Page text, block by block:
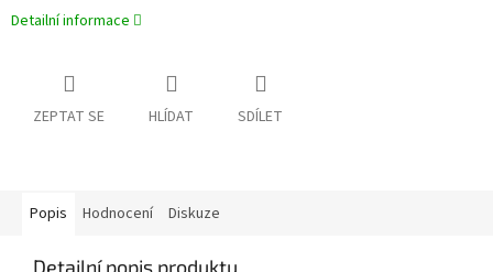
Detailní informace
ZEPTAT SE HLÍDAT SDÍLET
Popis Hodnocení Diskuze
Detailní popis produktu